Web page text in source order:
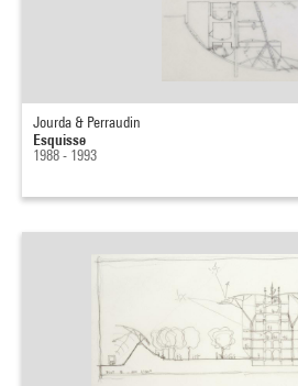
Jourda & Perraudin
Esquisse
1988 - 1993